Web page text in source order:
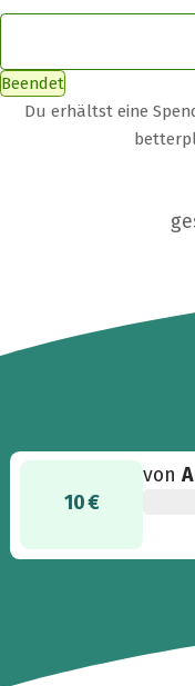
Beendet
Du erhältst eine
10 €
von